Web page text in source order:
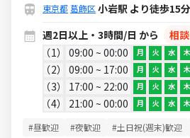
東京都 葛飾区 小岩駅 より徒歩15分
週2日以上・3時間/日 から
相
1
09:00 ~ 00:00 月 火 水 木
2 09:00 ~ 17:00 月 火 水 木
3 17:00 ~ 22:00 月 火 水 木
4 21:00 ~ 00:00 月 火 水 木
#昼歓迎 #夜歓迎 #土日祝(週末)歓迎